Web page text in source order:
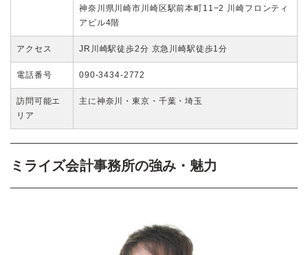
神奈川県川崎市川崎区駅前本町11−2 川崎フロンティ
アビル4階
アクセス JR川崎駅徒歩2分 京急川崎駅徒歩1分
電話番号 090-3434-2772
訪問可能エ
リア
主に神奈川・東京・千葉・埼玉
ミライズ会計事務所の強み・魅力